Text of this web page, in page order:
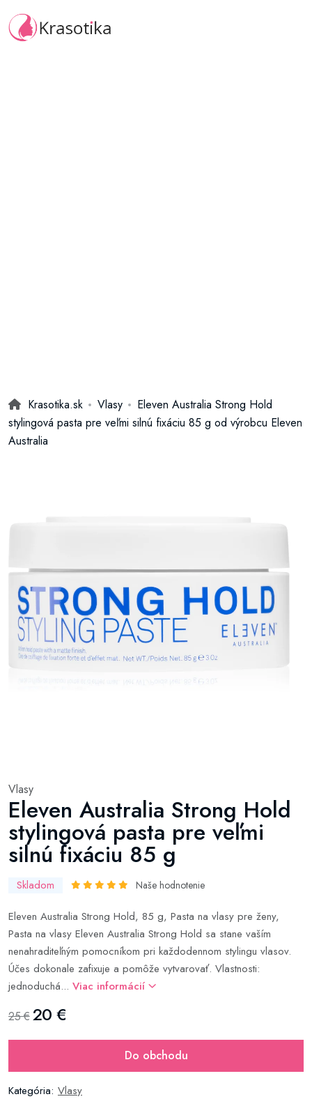
Krasotika.sk Vlasy
Eleven Australia Strong Hold
stylingová pasta pre veľmi silnú fixáciu 85 g od výrobcu Eleven
Australia
Vlasy
Eleven Australia Strong Hold
stylingová pasta pre veľmi
silnú fixáciu 85 g
Skladom Naše hodnotenie
Eleven Australia Strong Hold, 85 g, Pasta na vlasy pre ženy,
Pasta na vlasy Eleven Australia Strong Hold sa stane vaším
nenahraditeľným pomocníkom pri každodennom stylingu vlasov.
Účes dokonale zafixuje a pomôže vytvarovať. Vlastnosti:
jednoduchá... Viac informácií
25 €20 €
Do obchodu
Kategória: Vlasy